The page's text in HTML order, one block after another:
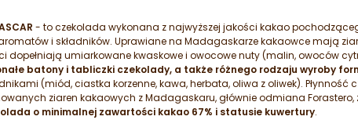
- to czekolada wykonana z najwyższej jakości kakao
i składników. Uprawiane na Madagaskarze kakaowce mają
dopełniają umiarkowane kwaskowe i owocowe nuty (malin, owoców
batony i tabliczki czekolady, a także różnego rodzaju wyroby
(miód, ciastka korzenne, kawa, herbata, oliwa z oliwek).
ziaren kakaowych z Madagaskaru, głównie odmiana
o minimalnej zawartości kakao 67% i statusie kuwertury.